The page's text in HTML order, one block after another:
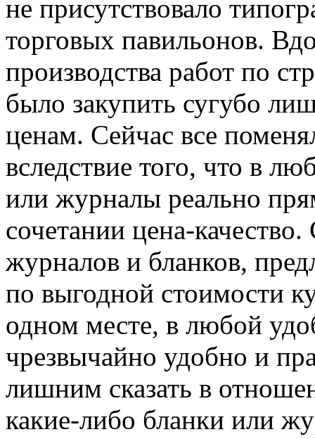
не присутствовало
торговых павильонов.
производства работ по
было закупить сугубо
ценам. Сейчас все
вследствие того, что в
или журналы реально
сочетании цена-
журналов и бланков,
по выгодной стоимости
одном месте, в любой
чрезвычайно удобно и
лишним сказать в
какие-либо бланки или